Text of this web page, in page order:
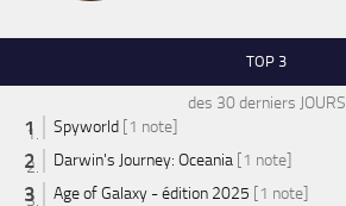
TOP 3
des 30 derniers JOURS
Spyworld [1 note]
Darwin's Journey: Oceania [1 note]
Age of Galaxy - édition 2025 [1 note]